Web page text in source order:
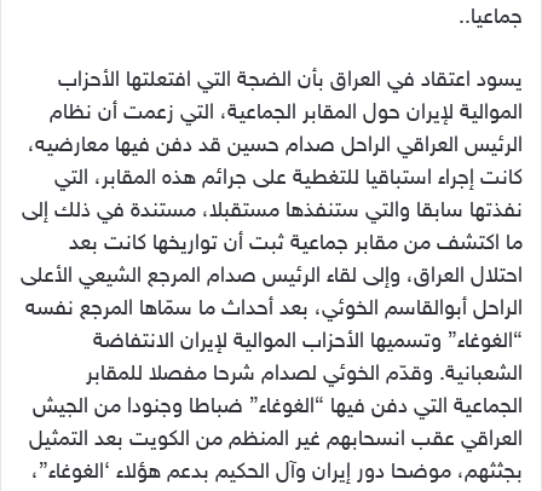
جماعيا..
يسود اعتقاد في العراق بأن الضجة التي افتعلتها الأحزاب
الموالية لإيران حول المقابر الجماعية، التي زعمت أن نظام
الرئيس العراقي الراحل صدام حسين قد دفن فيها معارضيه،
كانت إجراء استباقيا للتغطية على جرائم هذه المقابر، التي
نفذتها سابقا والتي ستنفذها مستقبلا، مستندة في ذلك إلى
ما اكتشف من مقابر جماعية ثبت أن تواريخها كانت بعد
احتلال العراق، وإلى لقاء الرئيس صدام المرجع الشيعي الأعلى
الراحل أبوالقاسم الخوئي، بعد أحداث ما سمّاها المرجع نفسه
“الغوغاء” وتسميها الأحزاب الموالية لإيران الانتفاضة
الشعبانية. وقدّم الخوئي لصدام شرحا مفصلا للمقابر
الجماعية التي دفن فيها “الغوغاء” ضباطا وجنودا من الجيش
العراقي عقب انسحابهم غير المنظم من الكويت بعد التمثيل
بجثثهم، موضحا دور إيران وآل الحكيم بدعم هؤلاء ‘الغوغاء”،